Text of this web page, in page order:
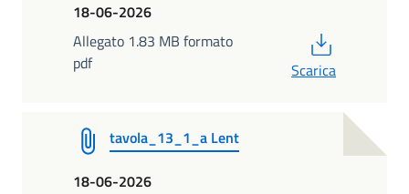
18-06-2026
Allegato 1.83 MB formato
pdf
Scarica
tavola_13_1_a Lent
18-06-2026